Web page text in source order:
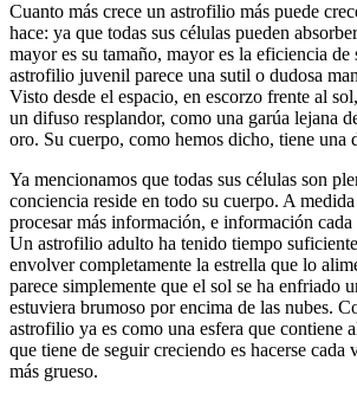
Cuanto más crece un astrofilio más puede
hace: ya que todas sus células pueden
mayor es su tamaño, mayor es la eficiencia
astrofilio juvenil parece una sutil o dudosa
Visto desde el espacio, en escorzo frente al
un difuso resplandor, como una garúa lejana
oro. Su cuerpo, como hemos dicho, tiene una
Ya mencionamos que todas sus células son
conciencia reside en todo su cuerpo. A
procesar más información, e información cada
Un astrofilio adulto ha tenido tiempo
envolver completamente la estrella que lo
parece simplemente que el sol se ha enfriado
estuviera brumoso por encima de las nubes.
astrofilio ya es como una esfera que contiene
que tiene de seguir creciendo es hacerse cada
más grueso.